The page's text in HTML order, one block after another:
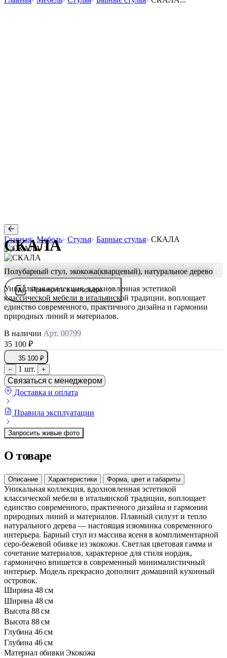
Главная Мебель Стулья Барные стулья СКАЛА
Примерить в интерьере
СКАЛА
Полубарный стул, экокожа(кварцевый), натуральное дерево
Уникальная коллекция, вдохновленная эстетикой
классической мебели в итальянской традиции, воплощает
единство современного, практичного дизайна и гармонии
природных линий и материалов.
В наличии Арт. 00799
35 100 ₽
35 100 ₽
−
1 шт. +
Связаться с менеджером
Доставка и оплата
Правила эксплуатации
Запросить живые фото
О товаре
Описание Характеристики Форма, цвет и габариты
Уникальная коллекция, вдохновленная эстетикой
классической мебели в итальянской традиции, воплощает
единство современного, практичного дизайна и гармонии
природных линий и материалов. Плавный силуэт и тепло
натурального дерева — настоящая изюминка современного
интерьера. Барный стул из массива ясеня в комплиментарной
серо-бежевой обивке из экокожи. Светлая цветовая гамма и
сочетание материалов, характерное для стиля нордик,
гармонично впишется в современный минималистичный
интерьер. Модель прекрасно дополнит домашний кухонный
островок.
Ширина 48 см
Ширина 48 см
Высота 88 см
Высота 88 см
Глубина 46 см
Глубина 46 см
Материал обивки Экокожа